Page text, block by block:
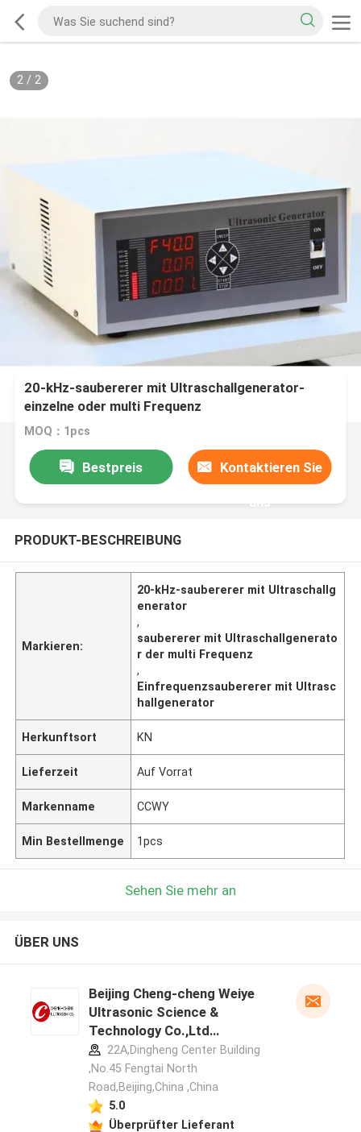
2/ 2
20-kHz-saubererer mit Ultraschallgenerator-
einzelne oder multi Frequenz
MOQ：1pcs
Bestpreis Kontaktieren Sie
uns
PRODUKT-BESCHREIBUNG
Markieren:
20-kHz-saubererer mit Ultraschallg
enerator
,
saubererer mit Ultraschallgenerato
r der multi Frequenz
,
Einfrequenzsaubererer mit Ultrasc
hallgenerator
Herkunftsort KN
Lieferzeit Auf Vorrat
Markenname CCWY
Min Bestellmenge 1pcs
Sehen Sie mehr an
ÜBER UNS
Beijing Cheng-cheng Weiye
Ultrasonic Science &
Technology Co.,Ltd
Herstellerprofil
22A,Dingheng Center Building
,No.45 Fengtai North
Road,Beijing,China ,China
5.0
Überprüfter Lieferant